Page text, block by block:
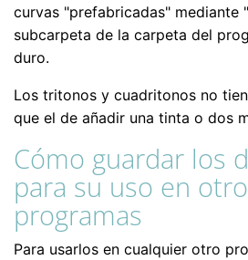
curvas "prefabricadas" mediante "
subcarpeta de la carpeta del
duro.
Los tritonos y cuadritonos no
que el de añadir una tinta o dos
Cómo guardar los
para su uso en
programas
Para usarlos en cualquier otro